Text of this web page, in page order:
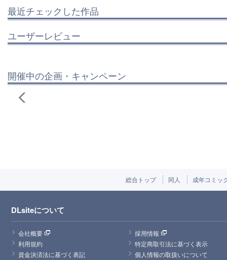
最近チェックした作品
ユーザーレビュー
開催中の企画・キャンペーン
総合トップ 同人 成年コミッ
DLsiteについて
会社概要
採用情報
利用規約
特定商取引法に基づく表示
資金決済法に基づく表記
個人情報の取扱いについて